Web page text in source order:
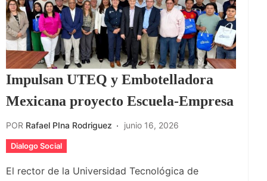
Impulsan UTEQ y Embotelladora
Mexicana proyecto Escuela-Empresa
POR Rafael PIna Rodriguez junio 16, 2026
Dialogo Social
El rector de la Universidad Tecnológica de